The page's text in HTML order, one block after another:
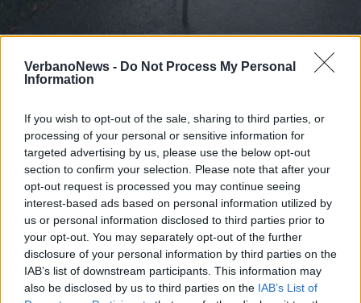
VerbanoNews - Do Not Process My Personal
Information
If you wish to opt-out of the sale, sharing to third parties, or
processing of your personal or sensitive information for
targeted advertising by us, please use the below opt-out
section to confirm your selection. Please note that after your
opt-out request is processed you may continue seeing
interest-based ads based on personal information utilized by
us or personal information disclosed to third parties prior to
your opt-out. You may separately opt-out of the further
disclosure of your personal information by third parties on the
IAB’s list of downstream participants. This information may
also be disclosed by us to third parties on the IAB’s List of
Dissesto idrogeologico, oltre 2,8
milioni di euro a dieci comuni delle